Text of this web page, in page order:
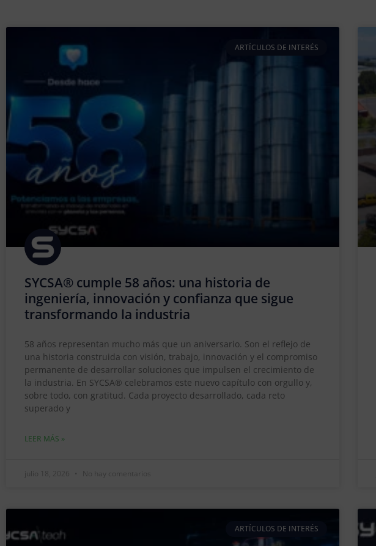
ARTÍCULOS DE INTERÉS
SYCSA® cumple 58 años: una historia de
ingeniería, innovación y confianza que sigue
transformando la industria
58 años representan mucho más que un aniversario. Son el reflejo de
una historia construida con visión, trabajo, innovación y el compromiso
permanente de desarrollar soluciones que impulsen el crecimiento de
la industria. En SYCSA® celebramos este nuevo capítulo con orgullo y,
sobre todo, con gratitud. Cada proyecto desarrollado, cada reto
superado y
LEER MÁS »
julio 18, 2026 No hay comentarios
ARTÍCULOS DE INTERÉS